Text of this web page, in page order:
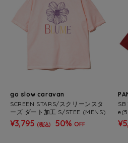
go slow caravan
SCREEN STARS/スクリーンスタ
ーズ ダート加工 S/STEE (MENS)
¥3,795 (税込) 50% OFF
SB